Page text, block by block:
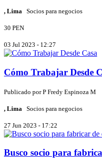
, Lima Socios para negocios
30 PEN
03 Jul 2023 - 12:27
Cómo Trabajar Desde
Publicado porP Fredy Espinoza M
, Lima Socios para negocios
27 Jun 2023 - 17:22
Busco socio para